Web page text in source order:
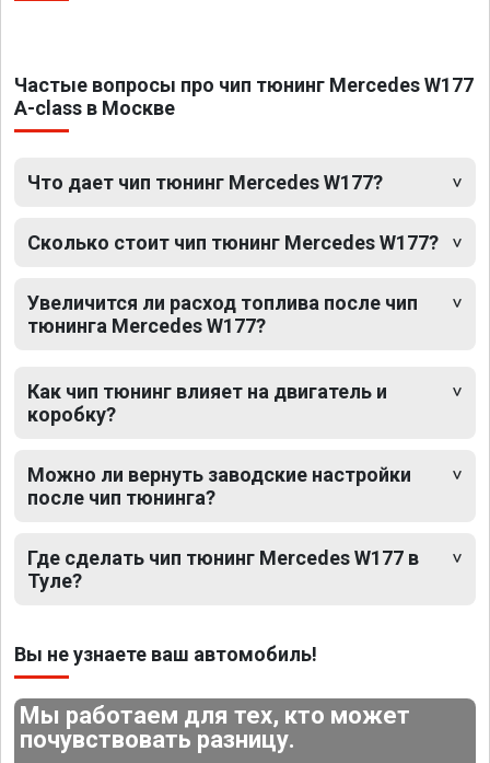
Частые вопросы про чип тюнинг Mercedes W177
A-class в Москве
Что дает чип тюнинг Mercedes W177?
Сколько стоит чип тюнинг Mercedes W177?
Увеличится ли расход топлива после чип
тюнинга Mercedes W177?
Как чип тюнинг влияет на двигатель и
коробку?
Можно ли вернуть заводские настройки
после чип тюнинга?
Где сделать чип тюнинг Mercedes W177 в
Туле?
Вы не узнаете ваш автомобиль!
Мы работаем для тех, кто может
почувствовать разницу.